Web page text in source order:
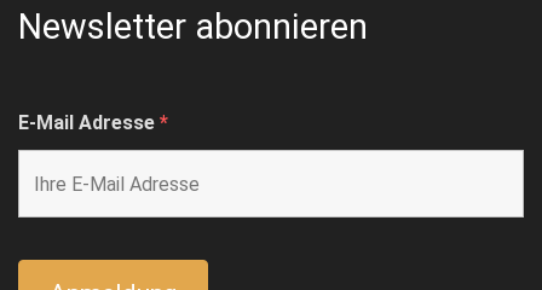
Newsletter abonnieren
E-Mail Adresse *